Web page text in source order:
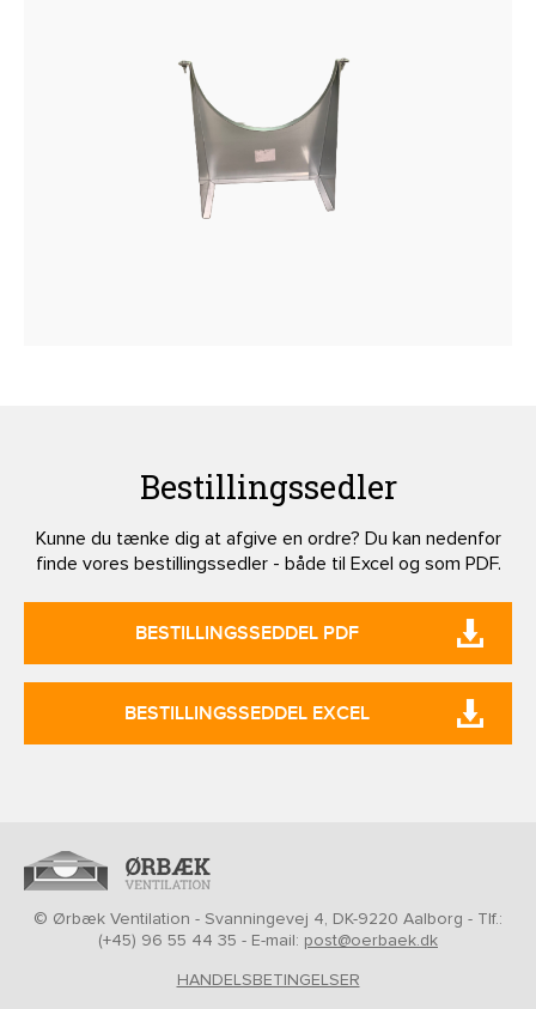
Bestillingssedler
Kunne du tænke dig at afgive en ordre? Du kan nedenfor
finde vores bestillingssedler - både til Excel og som PDF.
BESTILLINGSSEDDEL PDF
BESTILLINGSSEDDEL EXCEL
© Ørbæk Ventilation - Svanningevej 4, DK-9220 Aalborg - Tlf.:
(+45) 96 55 44 35 - E-mail: post@oerbaek.dk
HANDELSBETINGELSER